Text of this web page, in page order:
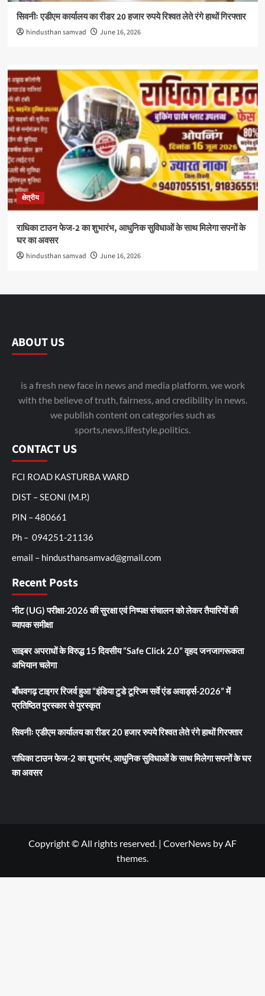
सिवनीः एडीएम कार्यालय का रीडर 20 हजार रुपये रिश्वत लेते रंगे हाथों गिरफ्तार
hindusthan samvad June 16, 2026
क्षेत्रीय
राधिका टाउन फेज-2 का शुभारंभ, आधुनिक सुविधाओं के साथ मिलेगा सपनों के
घर का अवसर
hindusthan samvad June 16, 2026
ABOUT US
is a fresh new face in news and media platform. we work
with the believe of truth, fairness, and credibility in news.
we publish content on categories such as
sports,news,lifestyle,politics.
CONTACT US
FCI ROAD KASTURBA WARD
DIST – SEONI (M.P.)
PIN – 480661
Ph – 094251-21136
email – hindusthansamvad@gmail.com
Recent Posts
नीट (UG) परीक्षा-2026 की सुरक्षा एवं निष्पक्ष संचालन को लेकर तैयारियों की
व्यापक समीक्षा
साइबर अपराधों के विरुद्ध 15 दिवसीय “Safe Click 2.0” वृहद जनजागरूकता
अभियान चलेगा
बाँधवगढ़ टाइगर रिजर्व हुआ “इंडिया टुडे टूरिज्म सर्वे एंड अवार्ड्स-2026” में
प्रतिष्ठित पुरस्कार से पुरस्कृत
सिवनीः एडीएम कार्यालय का रीडर 20 हजार रुपये रिश्वत लेते रंगे हाथों गिरफ्तार
राधिका टाउन फेज-2 का शुभारंभ, आधुनिक सुविधाओं के साथ मिलेगा सपनों के घर
का अवसर
Copyright © All rights reserved. | CoverNews by AF
themes.